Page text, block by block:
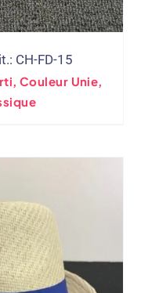
CH-FD-15
Couleur Unie,